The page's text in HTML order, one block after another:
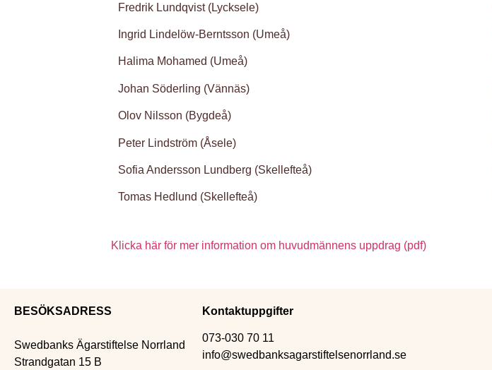
Fredrik Lundqvist (Lycksele)
Ingrid Lindelöw-Berntsson (Umeå)
Halima Mohamed (Umeå)
Johan Söderling (Vännäs)
Olov Nilsson (Bygdeå)
Peter Lindström (Åsele)
Sofia Andersson Lundberg (Skellefteå)
Tomas Hedlund (Skellefteå)
Klicka här för mer information om huvudmännens uppdrag (pdf)
BESÖKSADRESS
Swedbanks Ägarstiftelse Norrland
Strandgatan 15 B
Kontaktuppgifter
073-030 70 11
info@swedbanksagarstiftelsenorrland.se